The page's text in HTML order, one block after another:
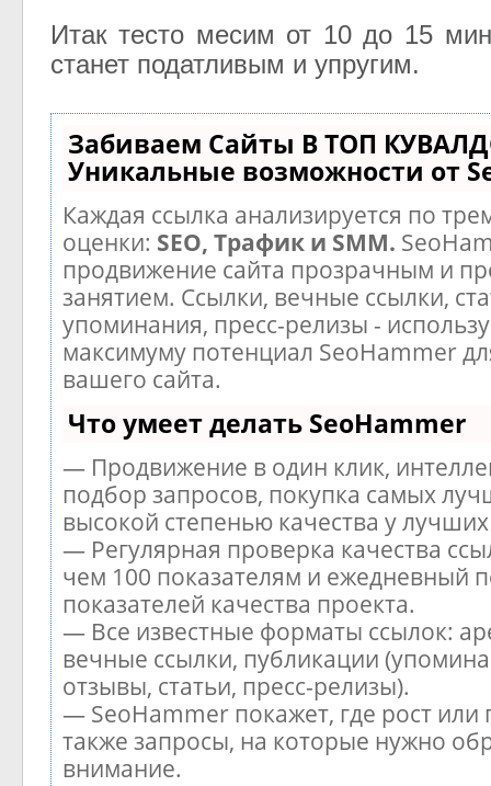
Итак тесто месим от 10 до 15
станет податливым и упругим.
Забиваем Сайты В ТОП
Уникальные возможности от
Каждая ссылка анализируется по
оценки: SEO, Трафик и SMM.
продвижение сайта прозрачным и
занятием. Ссылки, вечные ссылки,
упоминания, пресс-релизы -
максимуму потенциал SeoHammer
вашего сайта.
Что умеет делать SeoHammer
— Продвижение в один клик,
подбор запросов, покупка самых
высокой степенью качества у
— Регулярная проверка качества
чем 100 показателям и ежедневный
показателей качества проекта.
— Все известные форматы ссылок:
вечные ссылки, публикации
отзывы, статьи, пресс-релизы).
— SeoHammer покажет, где рост или
также запросы, на которые нужно
внимание.